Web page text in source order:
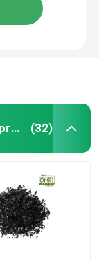
Удобрение гуминовой кислоты органическое (32)